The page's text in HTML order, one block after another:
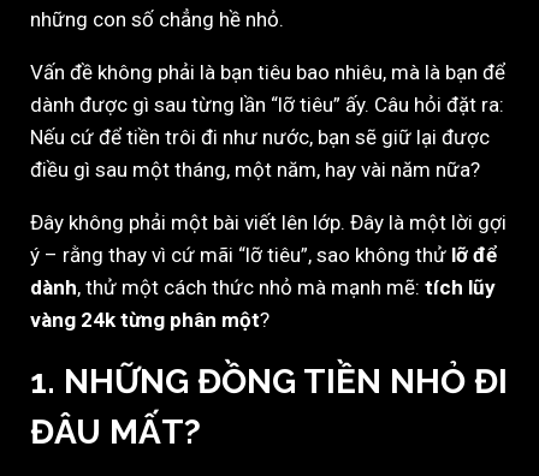
những con số chẳng hề nhỏ.
Vấn đề không phải là bạn tiêu bao nhiêu, mà là bạn để
dành được gì sau từng lần “lỡ tiêu” ấy. Câu hỏi đặt ra:
Nếu cứ để tiền trôi đi như nước, bạn sẽ giữ lại được
điều gì sau một tháng, một năm, hay vài năm nữa?
Đây không phải một bài viết lên lớp. Đây là một lời gợi
ý – rằng thay vì cứ mãi “lỡ tiêu”, sao không thử lỡ để
dành, thử một cách thức nhỏ mà mạnh mẽ: tích lũy
vàng 24k từng phân một?
1. NHỮNG ĐỒNG TIỀN NHỎ ĐI
ĐÂU MẤT?